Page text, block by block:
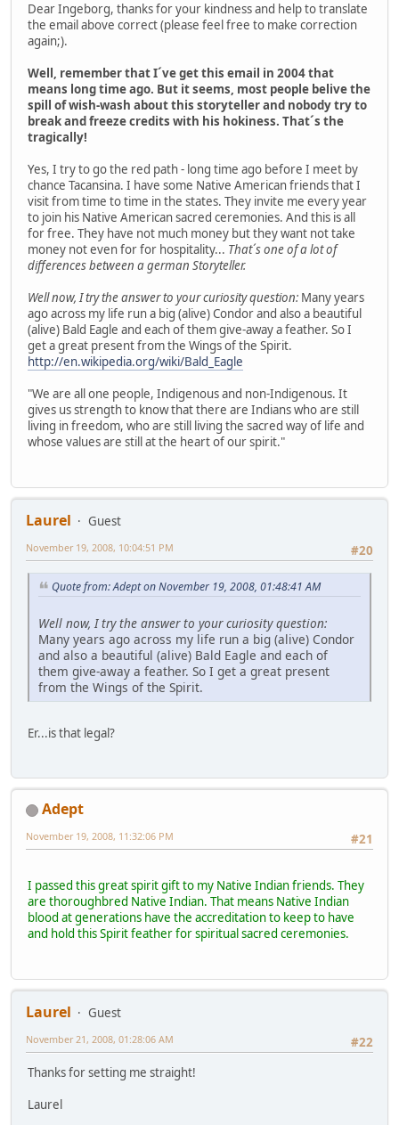
Dear Ingeborg, thanks for your kindness and help to translate
the email above correct (please feel free to make correction
again;).
Well, remember that I´ve get this email in 2004 that
means long time ago. But it seems, most people belive the
spill of wish-wash about this storyteller and nobody try to
break and freeze credits with his hokiness. That´s the
tragically!
Yes, I try to go the red path - long time ago before I meet by
chance Tacansina. I have some Native American friends that I
visit from time to time in the states. They invite me every year
to join his Native American sacred ceremonies. And this is all
for free. They have not much money but they want not take
money not even for for hospitality... That´s one of a lot of
differences between a german Storyteller.
Well now, I try the answer to your curiosity question: Many years
ago across my life run a big (alive) Condor and also a beautiful
(alive) Bald Eagle and each of them give-away a feather. So I
get a great present from the Wings of the Spirit.
http://en.wikipedia.org/wiki/Bald_Eagle
"We are all one people, Indigenous and non-Indigenous. It
gives us strength to know that there are Indians who are still
living in freedom, who are still living the sacred way of life and
whose values are still at the heart of our spirit."
Laurel
Guest
#20
November 19, 2008, 10:04:51 PM
Quote from: Adept on November 19, 2008, 01:48:41 AM
Well now, I try the answer to your curiosity question:
Many years ago across my life run a big (alive) Condor
and also a beautiful (alive) Bald Eagle and each of
them give-away a feather. So I get a great present
from the Wings of the Spirit.
Er...is that legal?
Adept
#21
November 19, 2008, 11:32:06 PM
I passed this great spirit gift to my Native Indian friends. They
are thoroughbred Native Indian. That means Native Indian
blood at generations have the accreditation to keep to have
and hold this Spirit feather for spiritual sacred ceremonies.
Laurel
Guest
#22
November 21, 2008, 01:28:06 AM
Thanks for setting me straight!
Laurel